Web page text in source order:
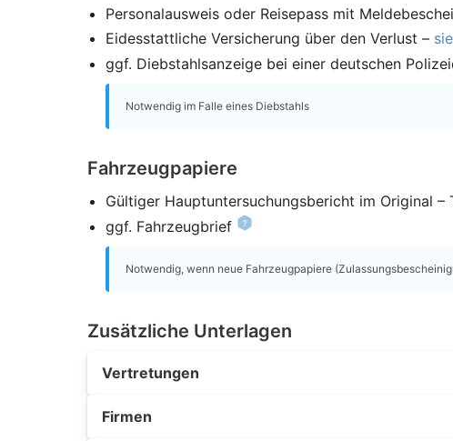
Personalausweis oder Reisepass mit
Eidesstattliche Versicherung über den Verlust –
ggf. Diebstahlsanzeige bei einer deutschen
Notwendig im Falle eines Diebstahls
Fahrzeugpapiere
Gültiger Hauptuntersuchungsbericht im Original –
ggf. Fahrzeugbrief
Notwendig, wenn neue Fahrzeugpapiere
Zusätzliche Unterlagen
Vertretungen
Firmen